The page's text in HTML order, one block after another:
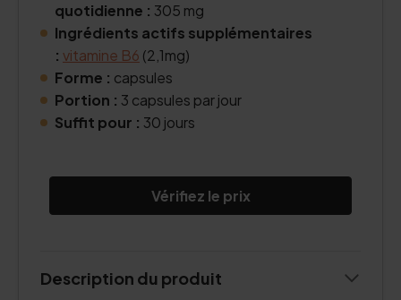
quotidienne : 305 mg
Ingrédients actifs supplémentaires
: vitamine B6 (2,1mg)
Forme : capsules
Portion : 3 capsules par jour
Suffit pour : 30 jours
Vérifiez le prix
Description du produit